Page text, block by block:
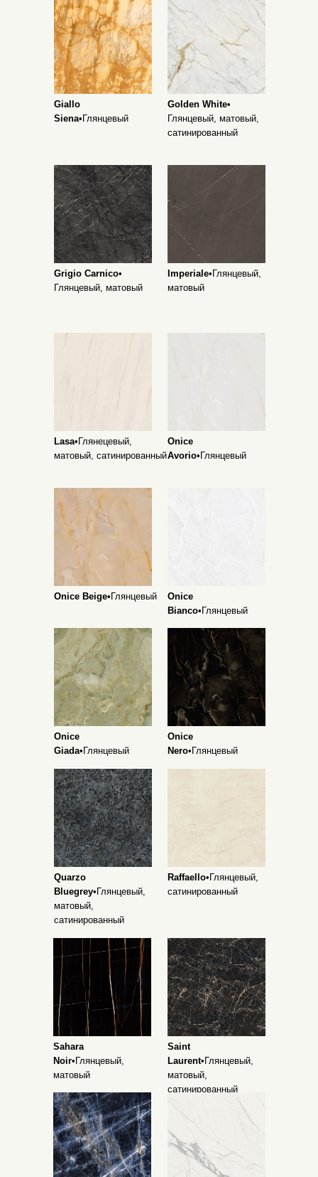
Onice
Nero•Глянцевый
Saint
Laurent•Глянцевый,
матовый,
сатинированный
Quarzo
Bluegrey•Глянцевый,
матовый,
сатинированный
Sahara
Noir•Глянцевый,
матовый
Onice
Avorio•Глянцевый
Imperiale•Глянцевый,
матовый
Giallo
Siena•Глянцевый
Grigio Carnico•
Глянцевый, матовый
Golden White•
Глянцевый, матовый,
сатинированный
Lasa•Глянецевый,
матовый, сатинированный
Onice Beige•Глянцевый
Onice
Giada•Глянцевый
Onice
Bianco•Глянцевый
Raffaello•Глянцевый,
сатинированный